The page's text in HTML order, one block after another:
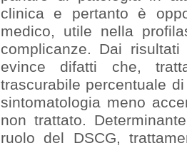
clinica e pertanto è
medico, utile nella
complicanze. Dai
evince difatti che,
trascurabile percentuale
sintomatologia meno
non trattato.
ruolo del DSCG,